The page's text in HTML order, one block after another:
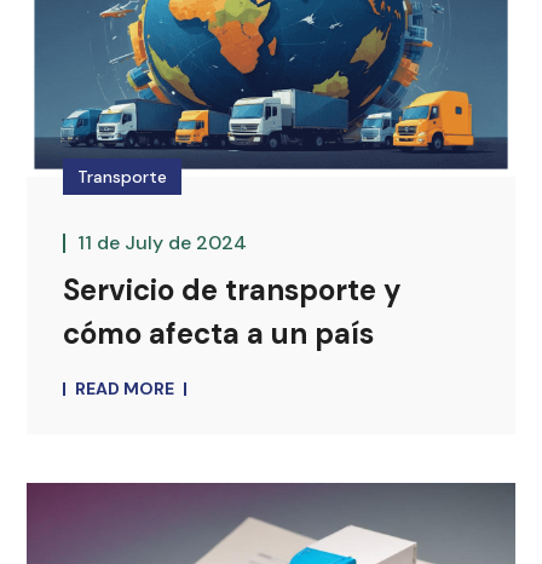
Transporte
11 de July de 2024
Servicio de transporte y
cómo afecta a un país
READ MORE